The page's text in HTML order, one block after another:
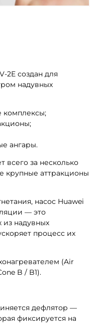
2E создан для
надувных
комплексы;
ангары.
всего за несколько
крупные аттракционы
насос Huawei
— это
из надувных
процесс их
(Air
B / B1).
дефлятор —
фиксируется на